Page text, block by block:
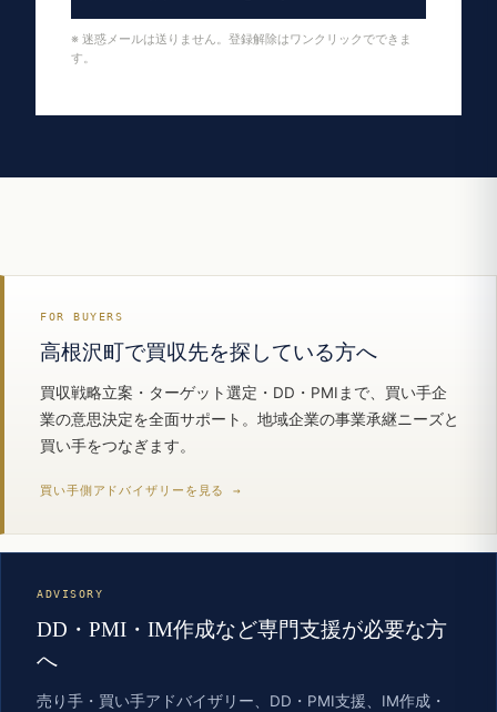
※ 迷惑メールは送りません。登録解除はワンクリックでできま
す。
FOR BUYERS
高根沢町で買収先を探している方へ
買収戦略立案・ターゲット選定・DD・PMIまで、買い手企
業の意思決定を全面サポート。地域企業の事業承継ニーズと
買い手をつなぎます。
買い手側アドバイザリーを見る →
ADVISORY
DD・PMI・IM作成など専門支援が必要な方
へ
売り手・買い手アドバイザリー、DD・PMI支援、IM作成・